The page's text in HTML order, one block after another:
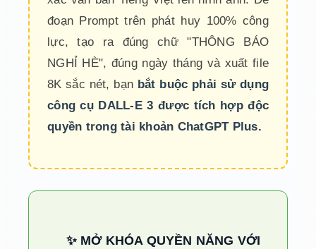
đoạn Prompt trên phát huy 100% công
lực, tạo ra đúng chữ "THÔNG BÁO
NGHỈ HÈ", đúng ngày tháng và xuất file
8K sắc nét, bạn bắt buộc phải sử dụng
công cụ DALL-E 3 được tích hợp độc
quyền trong tài khoản ChatGPT Plus.
✨ MỞ KHÓA QUYỀN NĂNG VỚI